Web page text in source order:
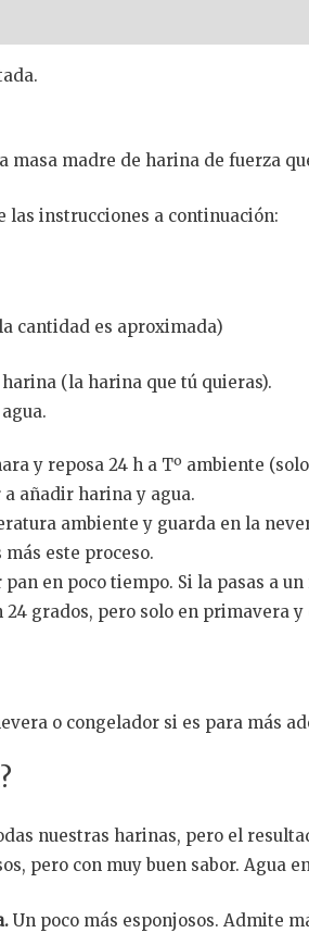
masa madre de harina de fuerza
las instrucciones a continuación:
cantidad es aproximada)
(la harina que tú quieras).
y reposa 24 h a Tº ambiente
añadir harina y agua.
ambiente y guarda en la
más este proceso.
en poco tiempo. Si la pasas a
grados, pero solo en primavera
o congelador si es para más
nuestras harinas, pero el
pero con muy buen sabor. Agua
Un poco más esponjosos. Admite